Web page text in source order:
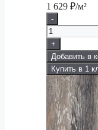
1 629 ₽/м²
-
+
Добавить в
Купить в 1